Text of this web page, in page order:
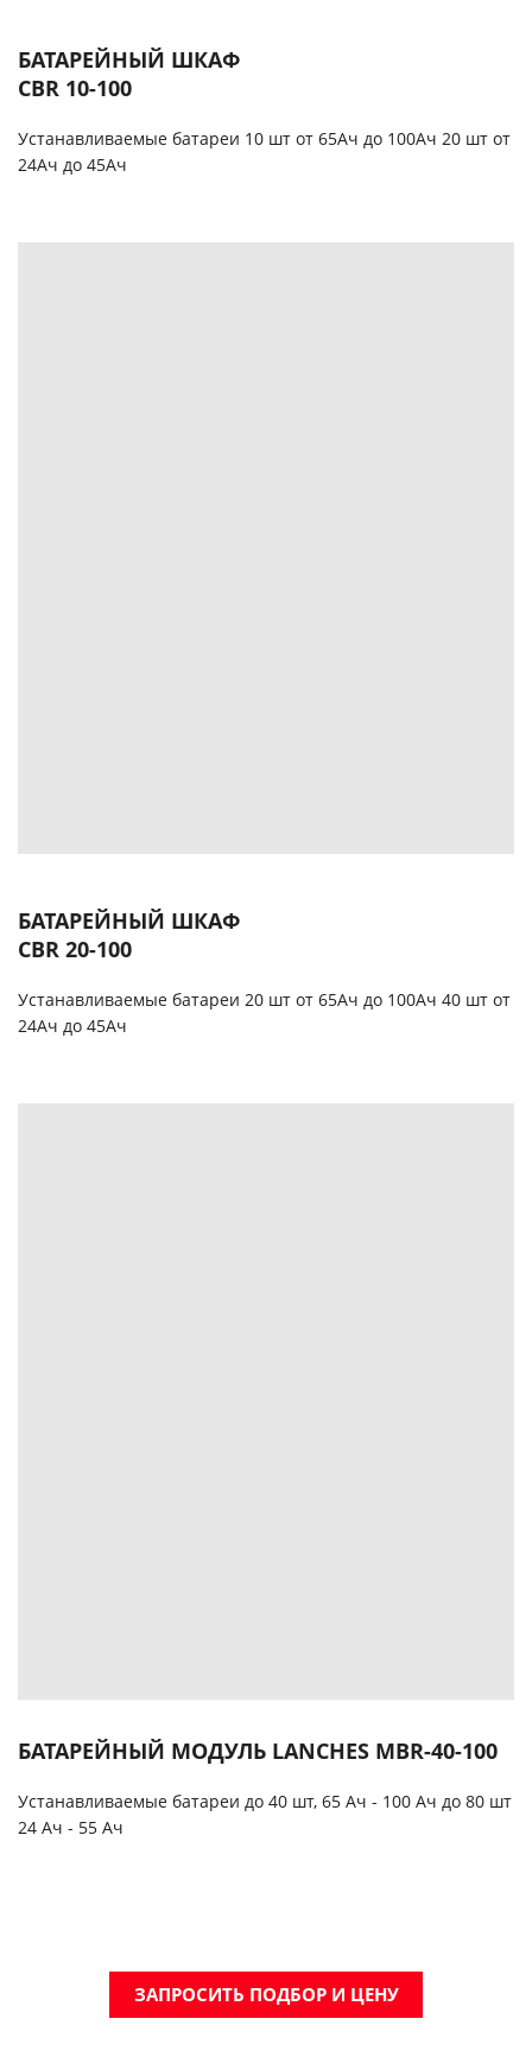
БАТАРЕЙНЫЙ ШКАФ
CBR 10-100
Устанавливаемые батареи 10 шт от 65Ач до 100Ач 20 шт от
24Ач до 45Ач
БАТАРЕЙНЫЙ ШКАФ
CBR 20-100
Устанавливаемые батареи 20 шт от 65Ач до 100Ач 40 шт от
24Ач до 45Ач
БАТАРЕЙНЫЙ МОДУЛЬ LANCHES MBR-40-100
Устанавливаемые батареи до 40 шт, 65 Ач - 100 Ач до 80 шт
24 Ач - 55 Ач
ЗАПРОСИТЬ ПОДБОР И ЦЕНУ